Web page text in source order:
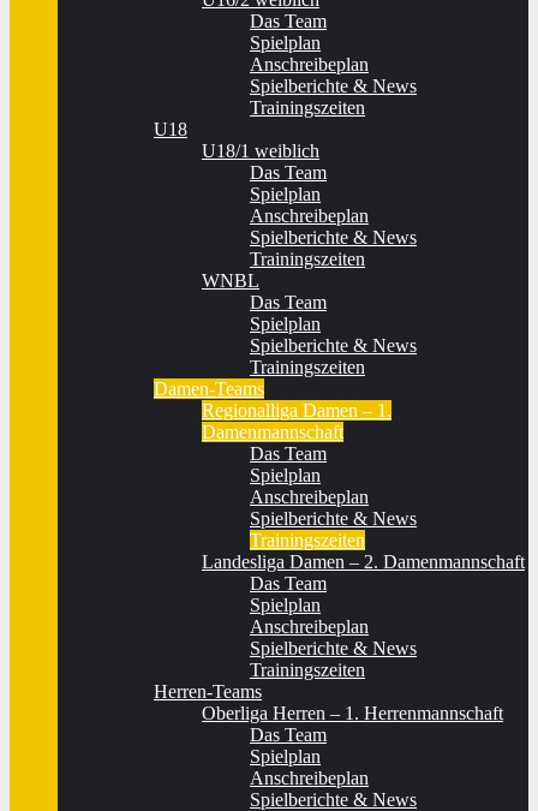
Das Team
Spielplan
Anschreibeplan
Spielberichte & News
Trainingszeiten
U18
U18/1 weiblich
Das Team
Spielplan
Anschreibeplan
Spielberichte & News
Trainingszeiten
WNBL
Das Team
Spielplan
Spielberichte & News
Trainingszeiten
Damen-Teams
Regionalliga Damen – 1.
Damenmannschaft
Das Team
Spielplan
Anschreibeplan
Spielberichte & News
Trainingszeiten
Landesliga Damen – 2. Damenmannschaft
Das Team
Spielplan
Anschreibeplan
Spielberichte & News
Trainingszeiten
Herren-Teams
Oberliga Herren – 1. Herrenmannschaft
Das Team
Spielplan
Anschreibeplan
Spielberichte & News